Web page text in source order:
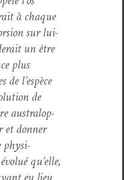
à chaque
sur lui-
un être
plus
de l’espèce
de
aus­tralo­p­
et don­ner
phys­i­
qu’elle,